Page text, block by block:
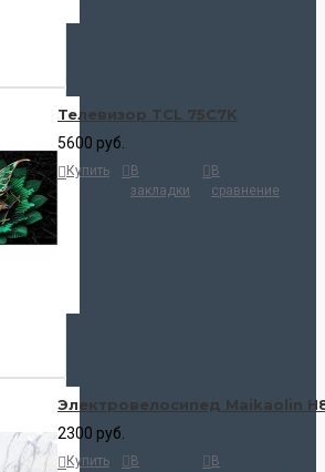
Телевизор TCL 75C7K
5600 руб.
Купить
В
закладки
В
сравнение
Электровелосипед Maikaolin
2300 руб.
Купить
В
В